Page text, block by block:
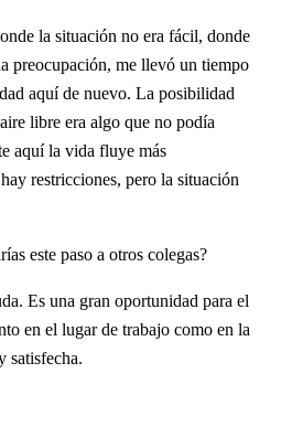
la situación no era fácil, donde
preocupación, me llevó un tiempo
aquí de nuevo. La posibilidad
libre era algo que no podía
aquí la vida fluye más
restricciones, pero la situación
este paso a otros colegas?
Es una gran oportunidad para el
en el lugar de trabajo como en la
satisfecha.